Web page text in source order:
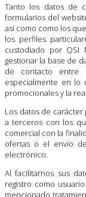
Tanto los datos de
formularios del
así como como los
los perfiles
custodiado por QSI
gestionar la base de
de contacto entre
especialmente en lo
promocionales y la
Los datos de
a terceros con los
comercial con la
ofertas o el envío
electrónico.
Al facilitarnos sus
registro como
mencionado